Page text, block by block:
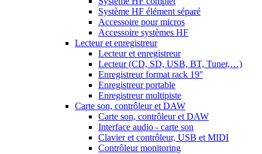
Système HF élément séparé
Accessoire pour micros
Accessoire systèmes HF
Lecteur et enregistreur
Lecteur et enregistreur
Lecteur (CD, SD, USB, BT, Tuner,…)
Enregistreur format rack 19''
Enregistreur portable
Enregistreur multipiste
Carte son, contrôleur et DAW
Carte son, contrôleur et DAW
Interface audio - carte son
Clavier et contrôleur, USB et MIDI
Contrôleur monitoring